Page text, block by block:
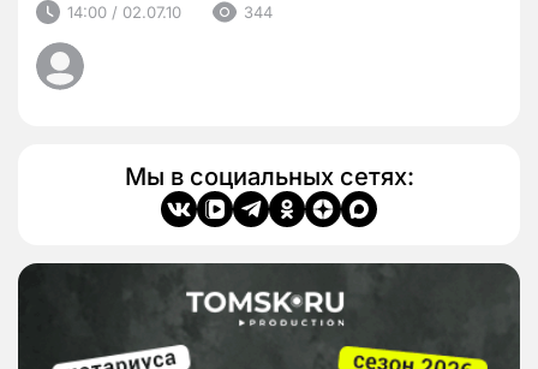
14:00 / 02.07.10 344
Мы в социальных сетях: